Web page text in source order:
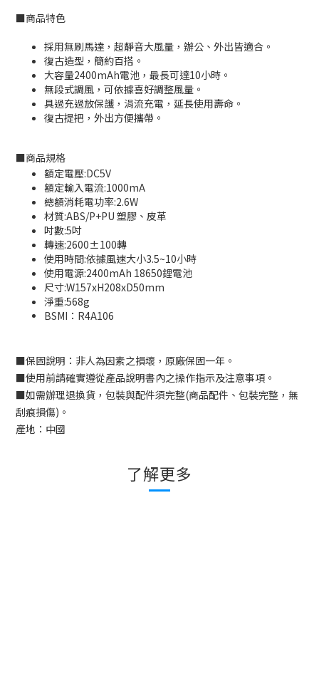
■商品特色
採用無刷馬達，超靜音大風量，辦公、外出皆適合。
復古造型，簡約百搭。
大容量2400mAh電池，最長可達10小時。
無段式調風，可依據喜好調整風量。
具過充過放保護，涓流充電，延長使用壽命。
復古提把，外出方便攜帶。
■商品規格
額定電壓:DC5V
額定輸入電流:1000mA
總額消耗電功率:2.6W
材質:ABS/P+PU 塑膠、皮革
吋數:5吋
轉速:2600±100轉
使用時間:依據風速大小3.5~10小時
使用電源:2400mAh 18650鋰電池
尺寸:W157xH208xD50mm
淨重:568g
BSMI： R4A106
■保固說明：非人為因素之損壞，原廠保固一年。
■使用前請確實遵從產品說明書內之操作指示及注意事項。
■如需辦理退換貨，包裝與配件須完整(商品配件、包裝完整，無
刮痕損傷) 。
產地：中國
了解更多